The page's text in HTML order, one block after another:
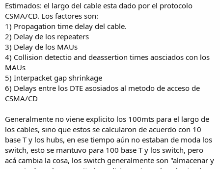
Estimados: el largo del cable esta dado por el protocolo
CSMA/CD. Los factores son:
1) Propagation time delay del cable.
2) Delay de los repeaters
3) Delay de los MAUs
4) Collision detectio and deassertion times aosciados con los
MAUs
5) Interpacket gap shrinkage
6) Delays entre los DTE asosiados al metodo de acceso de
CSMA/CD
Generalmente no viene explicito los 100mts para el largo de
los cables, sino que estos se calcularon de acuerdo con 10
base T y los hubs, en ese tiempo aún no estaban de moda los
switch, esto se mantuvo para 100 base T y los switch, pero
acá cambia la cosa, los switch generalmente son "almacenar y